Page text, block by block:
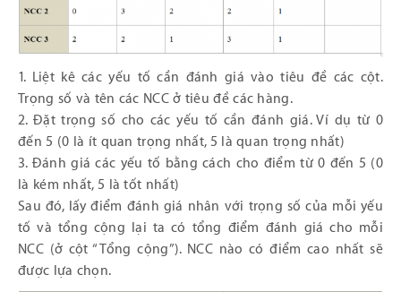
1. Liệt kê các yếu tố cần đánh giá vào tiêu đề các cột.
Trọng số và tên các NCC ở tiêu đề các hàng.
2. Đặt trọng số cho các yếu tố cần đánh giá. Ví dụ từ 0
đến 5 (0 là ít quan trọng nhất, 5 là quan trọng nhất)
3. Đánh giá các yếu tố bằng cách cho điểm từ 0 đến 5 (0
là kém nhất, 5 là tốt nhất)
Sau đó, lấy điểm đánh giá nhân với trọng số của mỗi yếu
tố và tổng cộng lại ta có tổng điểm đánh giá cho mỗi
NCC (ở cột “Tổng cộng”). NCC nào có điểm cao nhất sẽ
được lựa chọn.